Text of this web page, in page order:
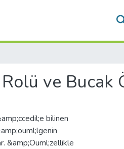
ve Bucak
bilinen
&amp;Ouml;zellikle